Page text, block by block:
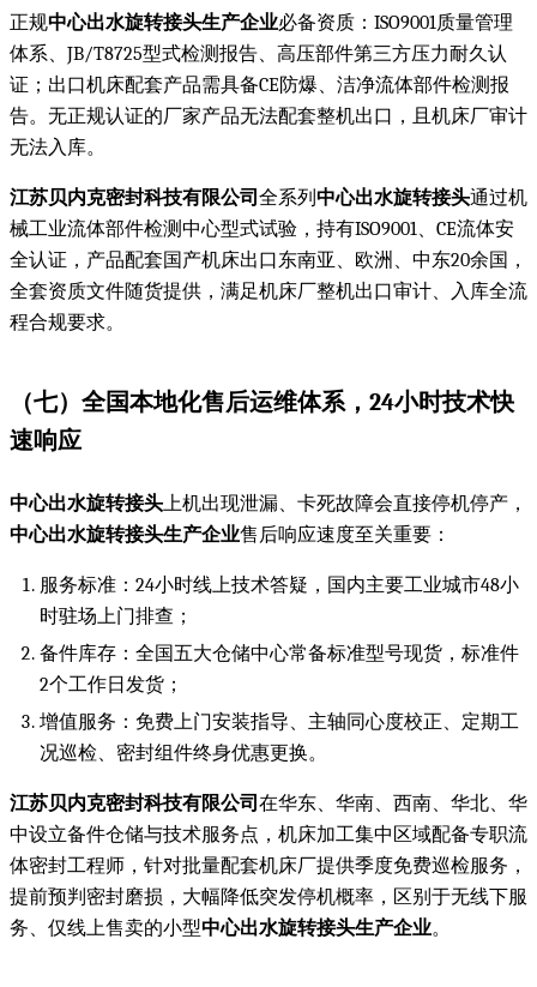
正规中心出水旋转接头生产企业必备资质：ISO9001质量管理
体系、JB/T8725型式检测报告、高压部件第三方压力耐久认
证；出口机床配套产品需具备CE防爆、洁净流体部件检测报
告。无正规认证的厂家产品无法配套整机出口，且机床厂审计
无法入库。
江苏贝内克密封科技有限公司 全系列 中心出水旋转接头通过机
械工业流体部件检测中心型式试验，持有ISO9001、CE流体安
全认证，产品配套国产机床出口东南亚、欧洲、中东20余国，
全套资质文件随货提供，满足机床厂整机出口审计、入库全流
程合规要求。
（七）全国本地化售后运维体系，24小时技术快
速响应
中心出水旋转接头上机出现泄漏、卡死故障会直接停机停产，
中心出水旋转接头生产企业售后响应速度至关重要：
服务标准：24小时线上技术答疑，国内主要工业城市48小
时驻场上门排查；
备件库存：全国五大仓储中心常备标准型号现货，标准件
2个工作日发货；
增值服务：免费上门安装指导、主轴同心度校正、定期工
况巡检、密封组件终身优惠更换。
江苏贝内克密封科技有限公司 在华东、华南、西南、华北、华
中设立备件仓储与技术服务点，机床加工集中区域配备专职流
体密封工程师，针对批量配套机床厂提供季度免费巡检服务，
提前预判密封磨损，大幅降低突发停机概率，区别于无线下服
务、仅线上售卖的小型中心出水旋转接头生产企业。